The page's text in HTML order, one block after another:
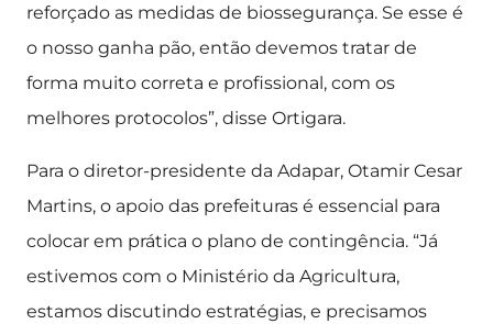
reforçado as medidas de biossegurança. Se esse é
o nosso ganha pão, então devemos tratar de
forma muito correta e profissional, com os
melhores protocolos”, disse Ortigara.
Para o diretor-presidente da Adapar, Otamir Cesar
Martins, o apoio das prefeituras é essencial para
colocar em prática o plano de contingência. “Já
estivemos com o Ministério da Agricultura,
estamos discutindo estratégias, e precisamos